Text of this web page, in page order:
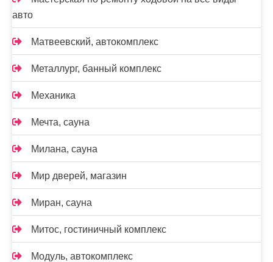
авто
Матвеевский, автокомплекс
Металлург, банный комплекс
Механика
Мечта, сауна
Милана, сауна
Мир дверей, магазин
Миран, сауна
Митос, гостиничный комплекс
Модуль, автокомплекс